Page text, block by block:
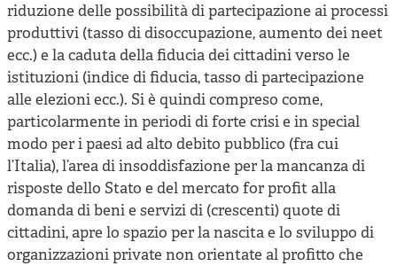
riduzione delle possibilità di partecipazione ai processi
produttivi (tasso di disoccupazione, aumento dei neet
ecc.) e la caduta della fiducia dei cittadini verso le
istituzioni (indice di fiducia, tasso di partecipazione
alle elezioni ecc.). Si è quindi compreso come,
particolarmente in periodi di forte crisi e in special
modo per i paesi ad alto debito pubblico (fra cui
l’Italia), l’area di insoddisfazione per la mancanza di
risposte dello Stato e del mercato for profit alla
domanda di beni e servizi di (crescenti) quote di
cittadini, apre lo spazio per la nascita e lo sviluppo di
organizzazioni private non orientate al profitto che